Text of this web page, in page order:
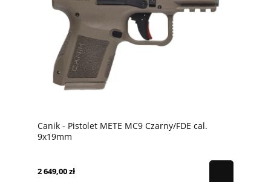
Canik - Pistolet METE MC9 Czarny/FDE cal.
9x19mm
2 649,00 zł